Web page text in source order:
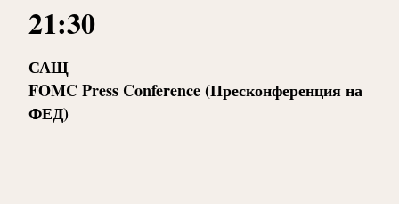
21:30
САЩ
FOMC Press Conference (Пресконференция на
ФЕД)